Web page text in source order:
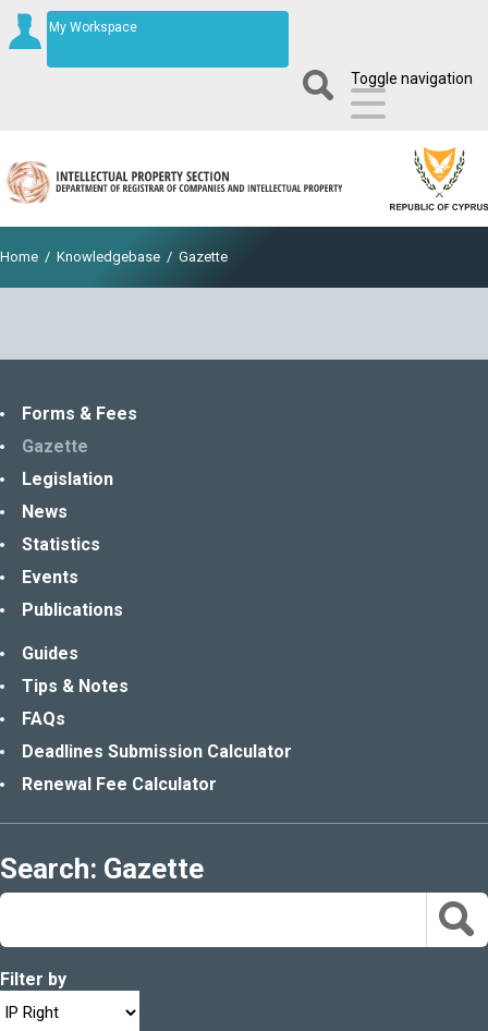
My Workspace
Toggle navigation
Home / Knowledgebase / Gazette
Forms & Fees
Gazette
Legislation
News
Statistics
Events
Publications
Guides
Tips & Notes
FAQs
Deadlines Submission Calculator
Renewal Fee Calculator
Search: Gazette
Filter by